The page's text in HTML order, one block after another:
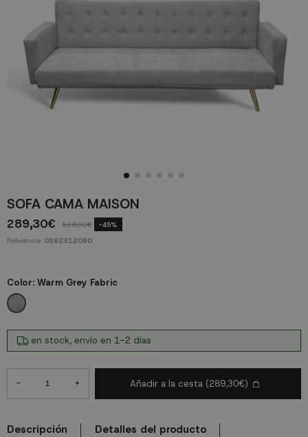
SOFA CAMA MAISON
289,30€ 526,00€ -45%
Referencia 0582312080
Color: Warm Grey Fabric
Warm Grey Fabric
en stock, envío en 1-2 días
- + Añadir a la cesta (289,30€)
Descripción
Detalles del producto